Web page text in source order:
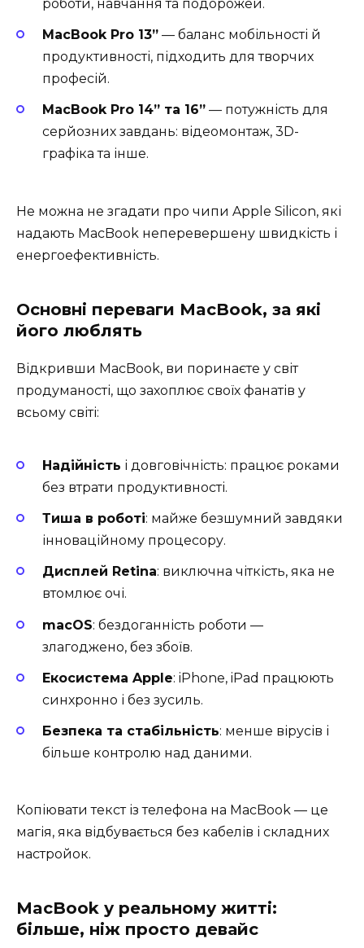
роботи, навчання та подорожей.
MacBook Pro 13” — баланс мобільності й
продуктивності, підходить для творчих
професій.
MacBook Pro 14” та 16” — потужність для
серйозних завдань: відеомонтаж, 3D-
графіка та інше.
Не можна не згадати про чипи Apple Silicon, які
надають MacBook неперевершену швидкість і
енергоефективність.
Основні переваги MacBook, за які
його люблять
Відкривши MacBook, ви поринаєте у світ
продуманості, що захоплює своїх фанатів у
всьому світі:
Надійність і довговічність: працює роками
без втрати продуктивності.
Тиша в роботі: майже безшумний завдяки
інноваційному процесору.
Дисплей Retina: виключна чіткість, яка не
втомлює очі.
macOS: бездоганність роботи —
злагоджено, без збоїв.
Екосистема Apple: iPhone, iPad працюють
синхронно і без зусиль.
Безпека та стабільність: менше вірусів і
більше контролю над даними.
Копіювати текст із телефона на MacBook — це
магія, яка відбувається без кабелів і складних
настройок.
MacBook у реальному житті:
більше, ніж просто девайс